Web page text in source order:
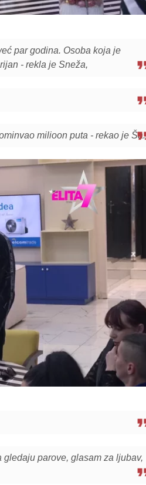
par godina. Osoba koja je
- rekla je Sneža,
milioon puta - rekao je Ša.
parove, glasam za ljubav,